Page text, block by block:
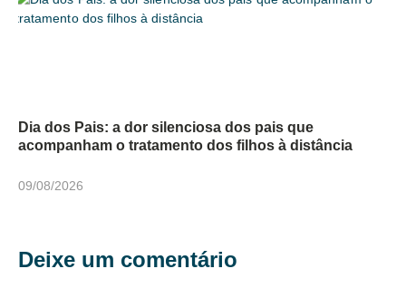
Dia dos Pais: a dor silenciosa dos pais que
acompanham o tratamento dos filhos à distância
09/08/2026
Deixe um comentário